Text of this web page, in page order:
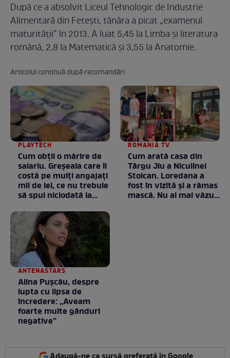
După ce a absolvit Liceul Tehnologic de Industrie
Alimentară din Fetești, tânăra a picat „examenul
maturității” în 2013. A luat 5,45 la Limba și literatura
română, 2,8 la Matematică și 3,55 la Anatomie.
Articolul continuă după recomandări
PLAYTECH
Cum obții o mărire de
salariu. Greșeala care îi
costă pe mulți angajați
mii de lei, ce nu trebuie
să spui niciodată la
ROMANIA TV
Cum arată casa din
Târgu Jiu a Niculinei
Stoican. Loredana a
fost în vizită și a rămas
mască. Nu ai mai văzut
ANTENASTARS
Alina Pușcău, despre
lupta cu lipsa de
încredere: „Aveam
foarte multe gânduri
negative”